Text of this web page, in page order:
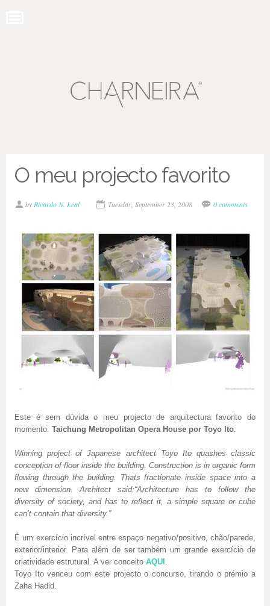
O meu projecto favorito
by Ricardo N. Leal Tuesday, September 23, 2008 0 comments
Este é sem dúvida o meu projecto de arquitectura favorito do
momento. Taichung Metropolitan Opera House por Toyo Ito.
Winning project of Japanese architect Toyo Ito quashes classic
conception of floor inside the building. Construction is in organic form
flowing through the building. Thats fractionate inside space into a
new dimension. Architect said:“Architecture has to follow the
diversity of society, and has to reflect it, a simple square or cube
can’t contain that diversity.”
É um exercício incrível entre espaço negativo/positivo, chão/parede,
exterior/interior. Para além de ser também um grande exercício de
criatividade estrutural. A ver conceito AQUI .
Toyo Ito venceu com este projecto o concurso, tirando o prémio a
Zaha Hadid.